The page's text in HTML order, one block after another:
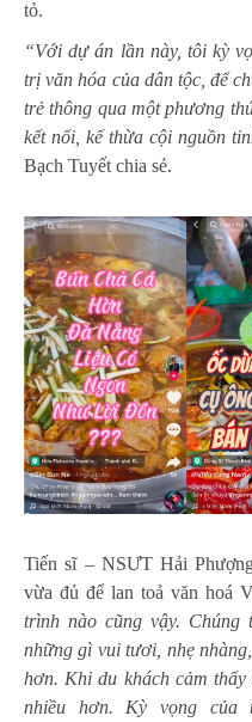
tỏ.
“Với dự án lần này, tôi kỳ
trị văn hóa của dân tộc, để
trẻ thông qua một phương
kết nối, kế thừa cội nguồn
Bạch Tuyết chia sẻ.
Tiến sĩ – NSƯT Hải
vừa đủ để lan toả văn hoá
trình nào cũng vậy.
những gì vui tươi, nhẹ
hơn. Khi du khách cảm
nhiều hơn. Kỳ vọng của